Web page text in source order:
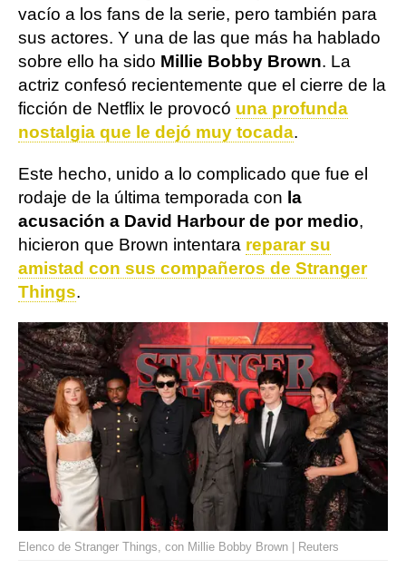
vacío a los fans de la serie, pero también para
sus actores. Y una de las que más ha hablado
sobre ello ha sido Millie Bobby Brown. La
actriz confesó recientemente que el cierre de la
ficción de Netflix le provocó una profunda
nostalgia que le dejó muy tocada.
Este hecho, unido a lo complicado que fue el
rodaje de la última temporada con la
acusación a David Harbour de por medio,
hicieron que Brown intentara reparar su
amistad con sus compañeros de Stranger
Things.
Elenco de Stranger Things, con Millie Bobby Brown | Reuters